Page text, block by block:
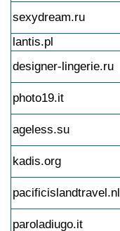
sexydream.ru
lantis.pl
designer-lingerie.ru
photo19.it
ageless.su
kadis.org
pacificislandtravel.nl
paroladiugo.it